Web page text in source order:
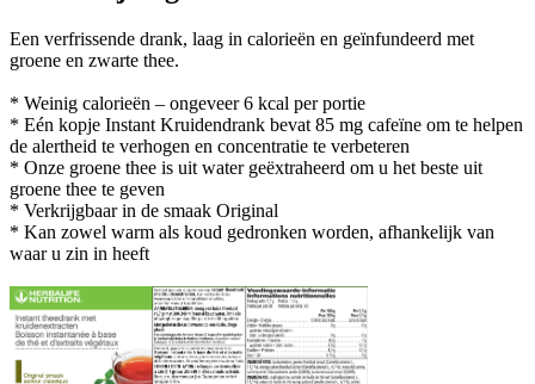
Een verfrissende drank, laag in calorieën en geïnfundeerd met
groene en zwarte thee.
* Weinig calorieën – ongeveer 6 kcal per portie
* Eén kopje Instant Kruidendrank bevat 85 mg cafeïne om te helpen
de alertheid te verhogen en concentratie te verbeteren
* Onze groene thee is uit water geëxtraheerd om u het beste uit
groene thee te geven
* Verkrijgbaar in de smaak Original
* Kan zowel warm als koud gedronken worden, afhankelijk van
waar u zin in heeft